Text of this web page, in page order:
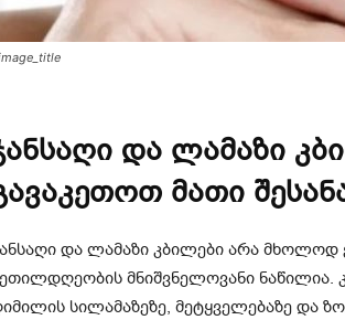
და ლამაზი
მათი
და ლამაზი კბილები არა
მნიშვნელოვანი ნაწილია.
სილამაზეზე, მეტყველებაზე და